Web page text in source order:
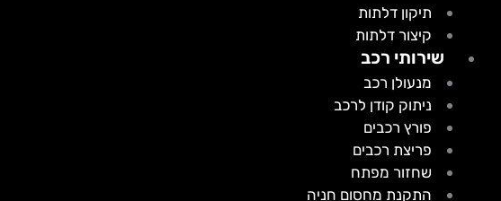
תיקון דלתות
קיצור דלתות
שירותי רכב
מנעולן רכב
ניתוק קודן לרכב
פורץ רכבים
פריצת רכבים
שחזור מפתח
התקנת מחסום חניה